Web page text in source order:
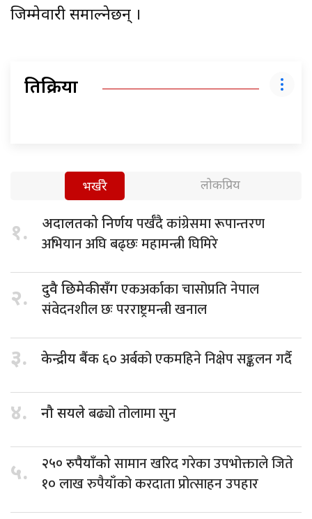
जिम्मेवारी समाल्नेछन् ।
प्रतिक्रिया
भर्खरै लोकप्रिय
१. अदालतको निर्णयपर्खँदै कांग्रेसमा रूपान्तरण
अभियान अघि बढ्छः महामन्त्री घिमिरे
२. दुवै छिमेकीसँगएकअर्काका चासोप्रति नेपाल
संवेदनशील छः परराष्ट्रमन्त्री खनाल
३. केन्द्रीय बैंक ६० अर्बको एकमहिने निक्षेप सङ्कलन गर्दै
४. नौ सयलेबढ्यो तोलामा सुन
५. २५० रुपैयाँकोसामान खरिद गरेका उपभोक्ताले जिते
१० लाख रुपैयाँको करदाता प्रोत्साहन उपहार